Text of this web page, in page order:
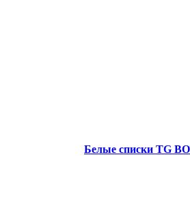
Белые списки TG